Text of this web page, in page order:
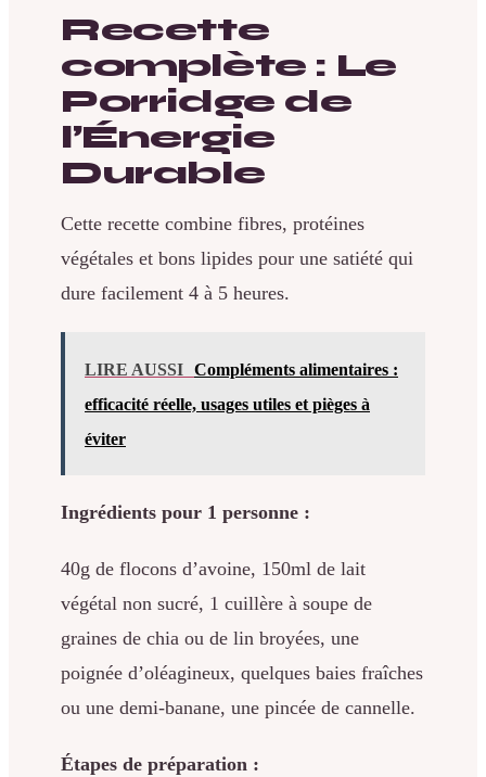
Recette
complète : Le
Porridge de
l’Énergie
Durable
Cette recette combine fibres, protéines
végétales et bons lipides pour une satiété qui
dure facilement 4 à 5 heures.
LIRE AUSSI Compléments alimentaires :
efficacité réelle, usages utiles et pièges à
éviter
Ingrédients pour 1 personne :
40g de flocons d’avoine, 150ml de lait
végétal non sucré, 1 cuillère à soupe de
graines de chia ou de lin broyées, une
poignée d’oléagineux, quelques baies fraîches
ou une demi-banane, une pincée de cannelle.
Étapes de préparation :